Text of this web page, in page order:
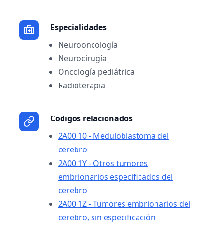
Especialidades
Neurooncología
Neurocirugía
Oncología pediátrica
Radioterapia
Codigos relacionados
2A00.10 - Meduloblastoma del
cerebro
2A00.1Y - Otros tumores
embrionarios especificados del
cerebro
2A00.1Z - Tumores embrionarios del
cerebro, sin especificación